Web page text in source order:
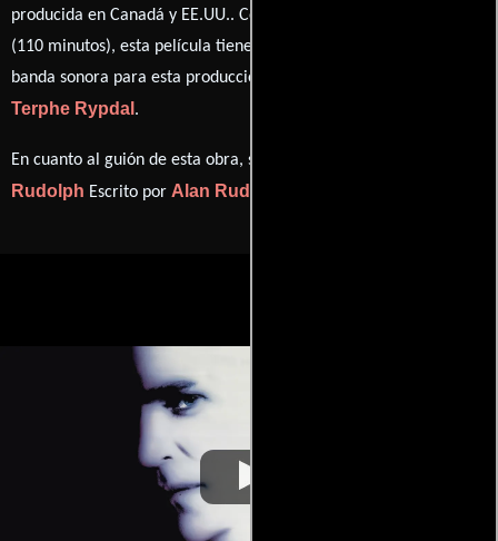
producida en Canadá y EE.UU.. Con una duración de 01 hr 50 min
(110 minutos), esta película tiene diálogos originales en
banda sonora para esta producción ha sido compuesta por
Terphe Rypdal .
En cuanto al guión de esta obra, se encuentra a cargo de
Rudolph Escrito por Alan Rudolph